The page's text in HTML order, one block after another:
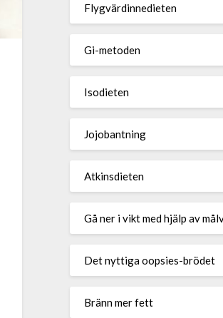
Flygvärdinnedieten
Gi-metoden
Isodieten
Jojobantning
Atkinsdieten
Gå ner i vikt med hjälp av
Det nyttiga oopsies-brödet
Bränn mer fett